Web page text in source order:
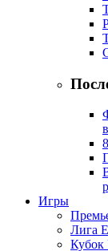
Игры
Лига
Кубок